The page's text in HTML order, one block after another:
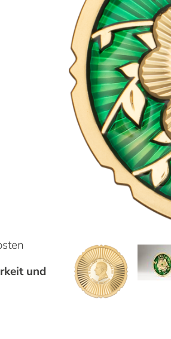
Informationen
und
weist Ihnen gerne den Weg.
Sie auch interessieren
ist Gold eine gute Investition?
Silbermünzen kaufen?